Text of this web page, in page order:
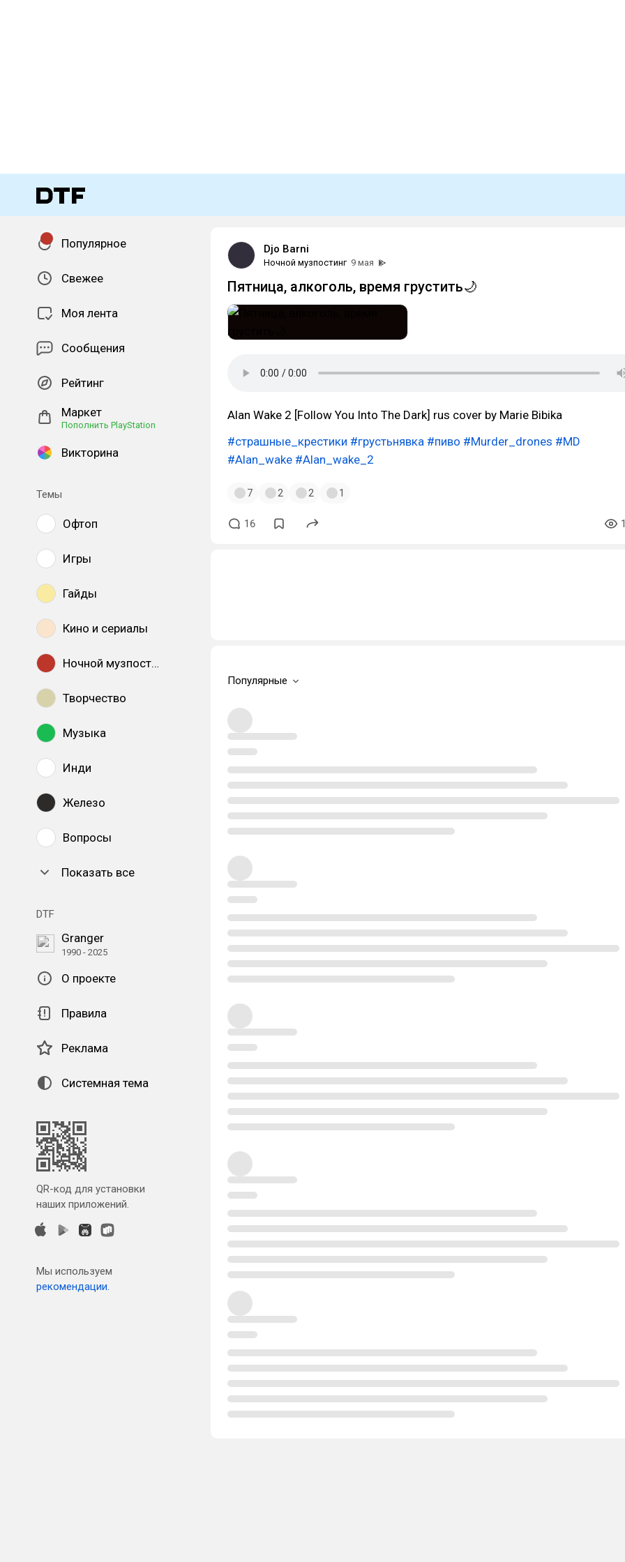
Популярное
Свежее
Моя лента
Сообщения
Рейтинг
Маркет
Пополнить PlayStation
Викторина
Темы
Офтоп
Игры
Гайды
Кино и сериалы
Ночной музпостинг
Творчество
Музыка
Инди
Железо
Вопросы
Показать все
DTF
Granger
1990 - 2025
О проекте
Правила
Реклама
Системная тема
QR-код для установки
наших приложений.
Мы используем
рекомендации.
Djo Barni
Ночной музпостинг 9 мая
Пятница, алкоголь, время грустить🌙
Alan Wake 2 [Follow You Into The Dark] rus cover by Marie Bibika
#страшные_крестики #грустьнявка #пиво #Murder_drones #MD
#Alan_wake #Alan_wake_2
7 2 2 1
16
Популярные